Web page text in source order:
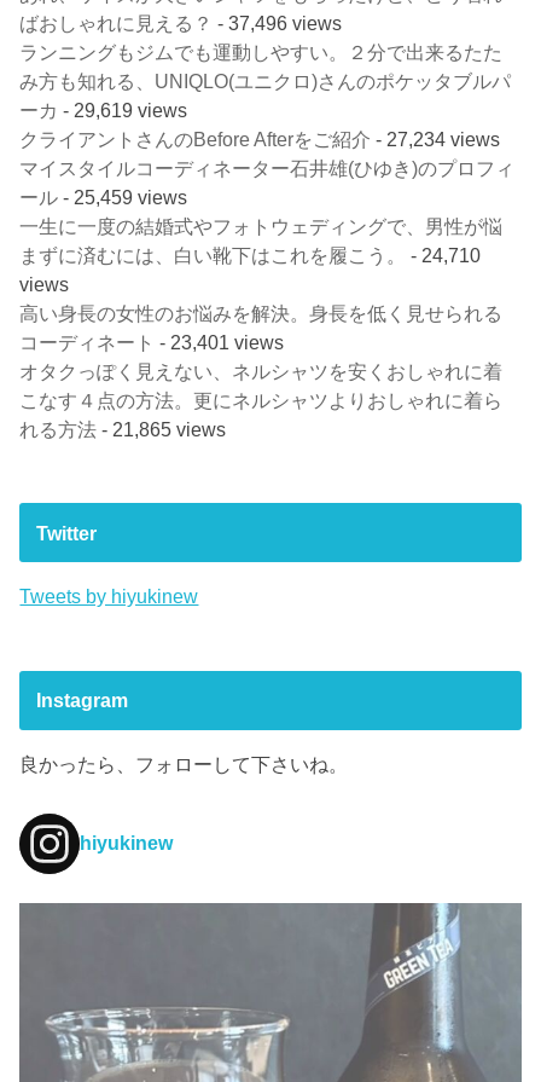
ばおしゃれに見える？ - 37,496 views
ランニングもジムでも運動しやすい。２分で出来るたた
み方も知れる、UNIQLO(ユニクロ)さんのポケッタブルパ
ーカ - 29,619 views
クライアントさんのBefore Afterをご紹介 - 27,234 views
マイスタイルコーディネーター石井雄(ひゆき)のプロフィ
ール - 25,459 views
一生に一度の結婚式やフォトウェディングで、男性が悩
まずに済むには、白い靴下はこれを履こう。
- 24,710
views
高い身長の女性のお悩みを解決。身長を低く見せられる
コーディネート - 23,401 views
オタクっぽく見えない、ネルシャツを安くおしゃれに着
こなす４点の方法。更にネルシャツよりおしゃれに着ら
れる方法 - 21,865 views
Twitter
Tweets by hiyukinew
Instagram
良かったら、フォローして下さいね。
hiyukinew